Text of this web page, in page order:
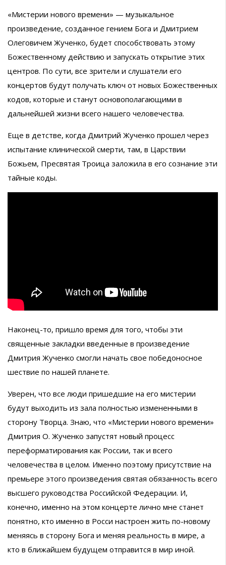
«Мистерии нового времени» — музыкальное
произведение, созданное гением Бога и Дмитрием
Олеговичем Жученко, будет способствовать этому
Божественному действию и запускать открытие этих
центров. По сути, все зрители и слушатели его
концертов будут получать ключ от новых Божественных
кодов, которые и станут основополагающими в
дальнейшей жизни всего нашего человечества.
Еще в детстве, когда Дмитрий Жученко прошел через
испытание клинической смерти, там, в Царствии
Божьем, Пресвятая Троица заложила в его сознание эти
тайные коды.
Наконец-то, пришло время для того, чтобы эти
священные закладки введенные в произведение
Дмитрия Жученко смогли начать свое победоносное
шествие по нашей планете.
Уверен, что все люди пришедшие на его мистерии
будут выходить из зала полностью измененными в
сторону Творца. Знаю, что «Мистерии нового времени»
Дмитрия О. Жученко запустят новый процесс
переформатирования как России, так и всего
человечества в целом. Именно поэтому присутствие на
премьере этого произведения святая обязанность всего
высшего руководства Российской Федерации. И,
конечно, именно на этом концерте лично мне станет
понятно, кто именно в Росси настроен жить по-новому
меняясь в сторону Бога и меняя реальность в мире, а
кто в ближайшем будущем отправится в мир иной.